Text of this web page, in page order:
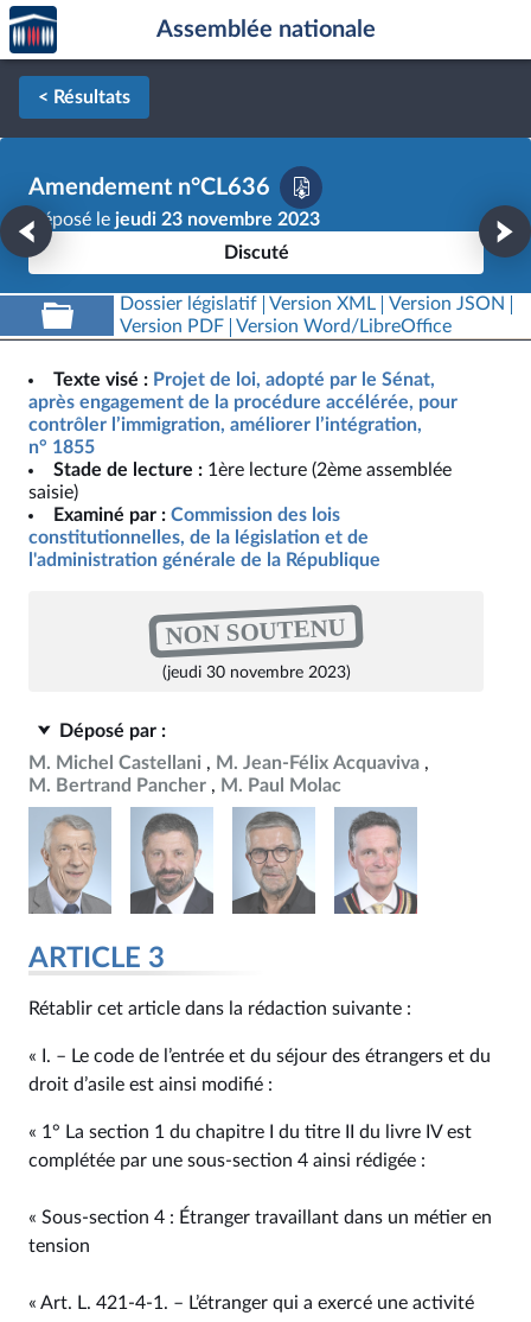
Aller au contenu
Aller en bas de la page
Accèder
à la
page
d'accueil
Assemblée nationale
< Résultats
Amendement n°CL636
Déposé le jeudi 23 novembre 2023
Discuté
Dossier législatif Version XML
Version JSON
Version PDF
Version Word/LibreOffice
Texte visé : Projet de loi, adopté par le Sénat,
après engagement de la procédure accélérée, pour
contrôler l’immigration, améliorer l’intégration,
n° 1855
Stade de lecture : 1ère lecture (2ème assemblée
saisie)
Examiné par : Commission des lois
constitutionnelles, de la législation et de
l'administration générale de la République
NON SOUTENU
(jeudi 30 novembre 2023)
Déposé par :
M. Michel Castellani
M. Jean-Félix Acquaviva
M. Bertrand Pancher
M. Paul Molac
ARTICLE 3
Rétablir cet article dans la rédaction suivante :
« I. – Le code de l’entrée et du séjour des étrangers et du
droit d’asile est ainsi modifié :
« 1° La section 1 du chapitre I du titre II du livre IV est
complétée par une sous-section 4 ainsi rédigée :
« Sous-section 4 : Étranger travaillant dans un métier en
tension
« Art. L. 421‑4‑1. – L’étranger qui a exercé une activité